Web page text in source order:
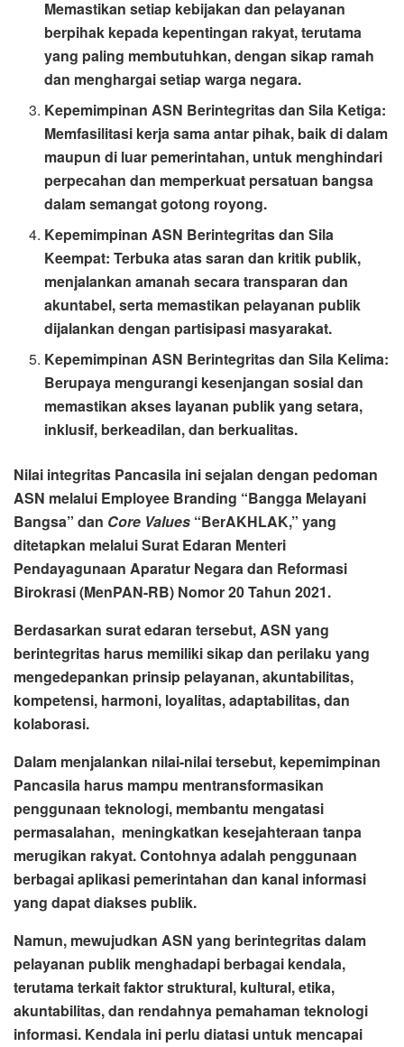
Memastikan setiap kebijakan dan pelayanan
berpihak kepada kepentingan rakyat, terutama
yang paling membutuhkan, dengan sikap ramah
dan menghargai setiap warga negara.
Kepemimpinan ASN Berintegritas dan Sila Ketiga:
Memfasilitasi kerja sama antar pihak, baik di dalam
maupun di luar pemerintahan, untuk menghindari
perpecahan dan memperkuat persatuan bangsa
dalam semangat gotong royong.
Kepemimpinan ASN Berintegritas dan Sila
Keempat: Terbuka atas saran dan kritik publik,
menjalankan amanah secara transparan dan
akuntabel, serta memastikan pelayanan publik
dijalankan dengan partisipasi masyarakat.
Kepemimpinan ASN Berintegritas dan Sila Kelima:
Berupaya mengurangi kesenjangan sosial dan
memastikan akses layanan publik yang setara,
inklusif, berkeadilan, dan berkualitas.
Nilai integritas Pancasila ini sejalan dengan pedoman
ASN melalui Employee Branding “Bangga Melayani
Bangsa” dan Core Values “BerAKHLAK,” yang
ditetapkan melalui Surat Edaran Menteri
Pendayagunaan Aparatur Negara dan Reformasi
Birokrasi (MenPAN-RB) Nomor 20 Tahun 2021.
Berdasarkan surat edaran tersebut, ASN yang
berintegritas harus memiliki sikap dan perilaku yang
mengedepankan prinsip pelayanan, akuntabilitas,
kompetensi, harmoni, loyalitas, adaptabilitas, dan
kolaborasi.
Dalam menjalankan nilai-nilai tersebut, kepemimpinan
Pancasila harus mampu mentransformasikan
penggunaan teknologi, membantu mengatasi
permasalahan, meningkatkan kesejahteraan tanpa
merugikan rakyat. Contohnya adalah penggunaan
berbagai aplikasi pemerintahan dan kanal informasi
yang dapat diakses publik.
Namun, mewujudkan ASN yang berintegritas dalam
pelayanan publik menghadapi berbagai kendala,
terutama terkait faktor struktural, kultural, etika,
akuntabilitas, dan rendahnya pemahaman teknologi
informasi. Kendala ini perlu diatasi untuk mencapai